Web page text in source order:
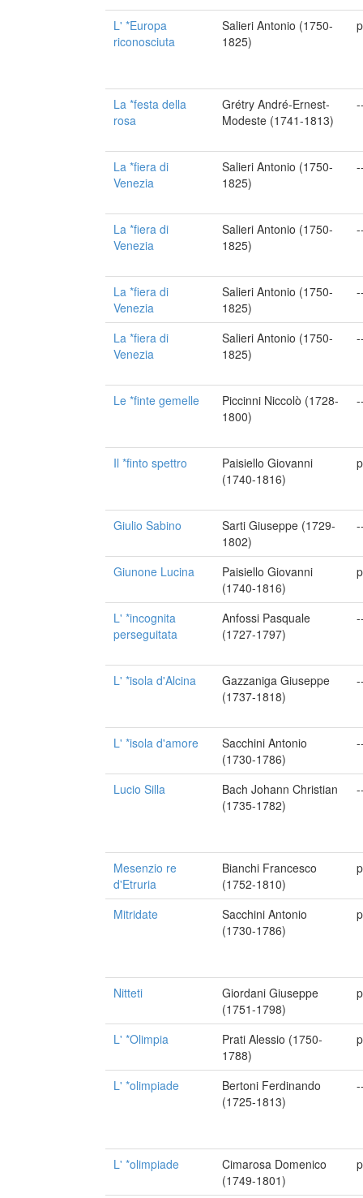
L' *Europa
riconosciuta
Salieri Antonio (1750-
1825)
La *festa della
rosa
Grétry André-Ernest-
Modeste (1741-1813)
La *fiera di
Venezia
Salieri Antonio (1750-
1825)
La *fiera di
Venezia
Salieri Antonio (1750-
1825)
La *fiera di
Venezia
Salieri Antonio (1750-
1825)
La *fiera di
Venezia
Salieri Antonio (1750-
1825)
Le *finte gemelle
Piccinni Niccolò (1728-
1800)
Il *finto spettro
Paisiello Giovanni
(1740-1816)
Giulio Sabino
Sarti Giuseppe (1729-
1802)
Giunone Lucina
Paisiello Giovanni
(1740-1816)
L' *incognita
perseguitata
Anfossi Pasquale
(1727-1797)
L' *isola d'Alcina
Gazzaniga Giuseppe
(1737-1818)
L' *isola d'amore
Sacchini Antonio
(1730-1786)
Lucio Silla
Bach Johann Christian
(1735-1782)
Mesenzio re
d'Etruria
Bianchi Francesco
(1752-1810)
Mitridate
Sacchini Antonio
(1730-1786)
Nitteti
Giordani Giuseppe
(1751-1798)
L' *Olimpia
Prati Alessio (1750-
1788)
L' *olimpiade
Bertoni Ferdinando
(1725-1813)
L' *olimpiade
Cimarosa Domenico
(1749-1801)